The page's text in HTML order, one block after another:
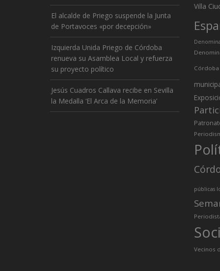
El alcalde de Priego suspende la Junta
de Portavoces «por decepción»
Izquierda Unida Priego de Córdoba
renueva su Asamblea Local y refuerza
su proyecto político
Jesús Cuadros Callava recibe en Sevilla
la Medalla ‘El Arca de la Memoria’
Villa
Córdoba
públicas
Vecinos